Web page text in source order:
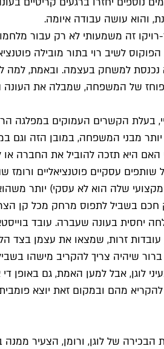
והוא עושה עבודה איומה.
זה משמעותי לא רק עבור
לשיב רוי בתור מובילה
למשחק בעצמה. ובאמת, למה
של המשפחה, שמבלה את העונה
בעלת הקשרים העמוקים במפלגה
מבני המשפחה, במובן הזה וגם
האם היא תזכה להוביל את החברה
עסקיים פוטנציאליים ורומז
שלה הוא לא עסקי) יותר
חכם בשביל לתפוס מרחק מכל קן
בעונה שעברה. עובד
זרות, שמצאו את עצמן בצד
שיהיה צריך להקריב מישהו
אבל למען האמת, גם באופן די
מהם ובמקום זאת יוצא פומבית